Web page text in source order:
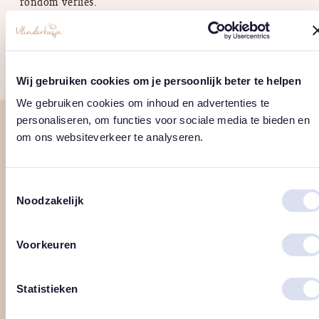
Wij gebruiken cookies om je persoonlijk beter te helpen
We gebruiken cookies om inhoud en advertenties te
personaliseren, om functies voor sociale media te bieden en
om ons websiteverkeer te analyseren.
Noodzakelijk
Voorkeuren
Statistieken
eastNaar de troostkadootjes